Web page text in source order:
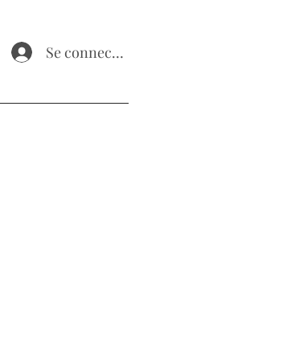
Se connecter